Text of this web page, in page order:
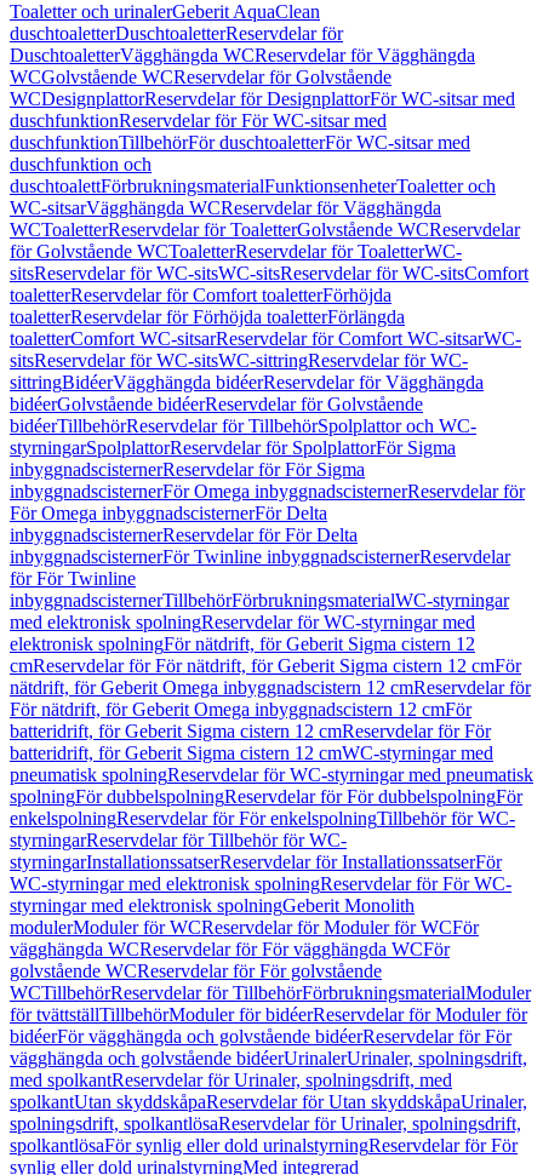
Toaletter och urinalerGeberit AquaClean
duschtoaletterDuschtoaletterReservdelar för
DuschtoaletterVägghängda WCReservdelar för Vägghängda
WCGolvstående WCReservdelar för Golvstående
WCDesignplattorReservdelar för DesignplattorFör WC-sitsar med
duschfunktionReservdelar för För WC-sitsar med
duschfunktionTillbehörFör duschtoaletterFör WC-sitsar med
duschfunktion och
duschtoalettFörbrukningsmaterialFunktionsenheterToaletter och
WC-sitsarVägghängda WCReservdelar för Vägghängda
WCToaletterReservdelar för ToaletterGolvstående WCReservdelar
för Golvstående WCToaletterReservdelar för ToaletterWC-
sitsReservdelar för WC-sitsWC-sitsReservdelar för WC-sitsComfort
toaletterReservdelar för Comfort toaletterFörhöjda
toaletterReservdelar för Förhöjda toaletterFörlängda
toaletterComfort WC-sitsarReservdelar för Comfort WC-sitsarWC-
sitsReservdelar för WC-sitsWC-sittringReservdelar för WC-
sittringBidéerVägghängda bidéerReservdelar för Vägghängda
bidéerGolvstående bidéerReservdelar för Golvstående
bidéerTillbehörReservdelar för TillbehörSpolplattor och WC-
styrningarSpolplattorReservdelar för SpolplattorFör Sigma
inbyggnadscisternerReservdelar för För Sigma
inbyggnadscisternerFör Omega inbyggnadscisternerReservdelar för
För Omega inbyggnadscisternerFör Delta
inbyggnadscisternerReservdelar för För Delta
inbyggnadscisternerFör Twinline inbyggnadscisternerReservdelar
för För Twinline
inbyggnadscisternerTillbehörFörbrukningsmaterialWC-styrningar
med elektronisk spolningReservdelar för WC-styrningar med
elektronisk spolningFör nätdrift, för Geberit Sigma cistern 12
cmReservdelar för För nätdrift, för Geberit Sigma cistern 12 cmFör
nätdrift, för Geberit Omega inbyggnadscistern 12 cmReservdelar för
För nätdrift, för Geberit Omega inbyggnadscistern 12 cmFör
batteridrift, för Geberit Sigma cistern 12 cmReservdelar för För
batteridrift, för Geberit Sigma cistern 12 cmWC-styrningar med
pneumatisk spolningReservdelar för WC-styrningar med pneumatisk
spolningFör dubbelspolningReservdelar för För dubbelspolningFör
enkelspolningReservdelar för För enkelspolningTillbehör för WC-
styrningarReservdelar för Tillbehör för WC-
styrningarInstallationssatserReservdelar för InstallationssatserFör
WC-styrningar med elektronisk spolningReservdelar för För WC-
styrningar med elektronisk spolningGeberit Monolith
modulerModuler för WCReservdelar för Moduler för WCFör
vägghängda WCReservdelar för För vägghängda WCFör
golvstående WCReservdelar för För golvstående
WCTillbehörReservdelar för TillbehörFörbrukningsmaterialModuler
för tvättställTillbehörModuler för bidéerReservdelar för Moduler för
bidéerFör vägghängda och golvstående bidéerReservdelar för För
vägghängda och golvstående bidéerUrinalerUrinaler, spolningsdrift,
med spolkantReservdelar för Urinaler, spolningsdrift, med
spolkantUtan skyddskåpaReservdelar för Utan skyddskåpaUrinaler,
spolningsdrift, spolkantlösaReservdelar för Urinaler, spolningsdrift,
spolkantlösaFör synlig eller dold urinalstyrningReservdelar för För
synlig eller dold urinalstyrningMed integrerad